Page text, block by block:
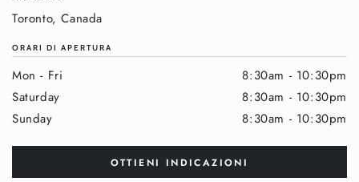
Toronto, Canada
ORARI DI APERTURA
Mon - Fri
8:30am - 10:30pm
Saturday
8:30am - 10:30pm
Sunday
8:30am - 10:30pm
OTTIENI INDICAZIONI